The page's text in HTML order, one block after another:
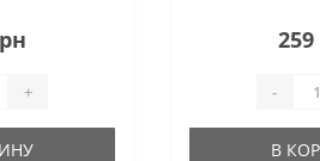
обивка
изделие,
+
чистится и
животных. Флок
отсутствует
-
В